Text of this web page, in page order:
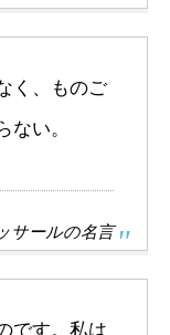
く、ものご
ない。
サールの名言
です。私は